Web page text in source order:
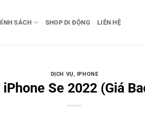
SÁCH SHOP DI ĐỘNG LIÊN HỆ
DỊCH VỤ, IPHONE
Se 2022 (Giá